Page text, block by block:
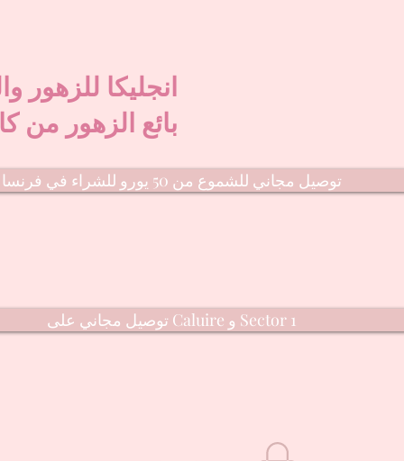
انجليكا للزهور
بائع الزهور من
توصيل مجاني للشموع من 50 يورو للشراء في فرنسا
توصيل مجاني على Caluire و Sector 1